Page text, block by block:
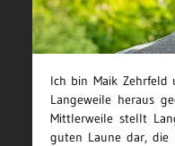
Ich bin Maik Zehrfeld
Langeweile heraus
Mittlerweile stellt
guten Laune dar, die